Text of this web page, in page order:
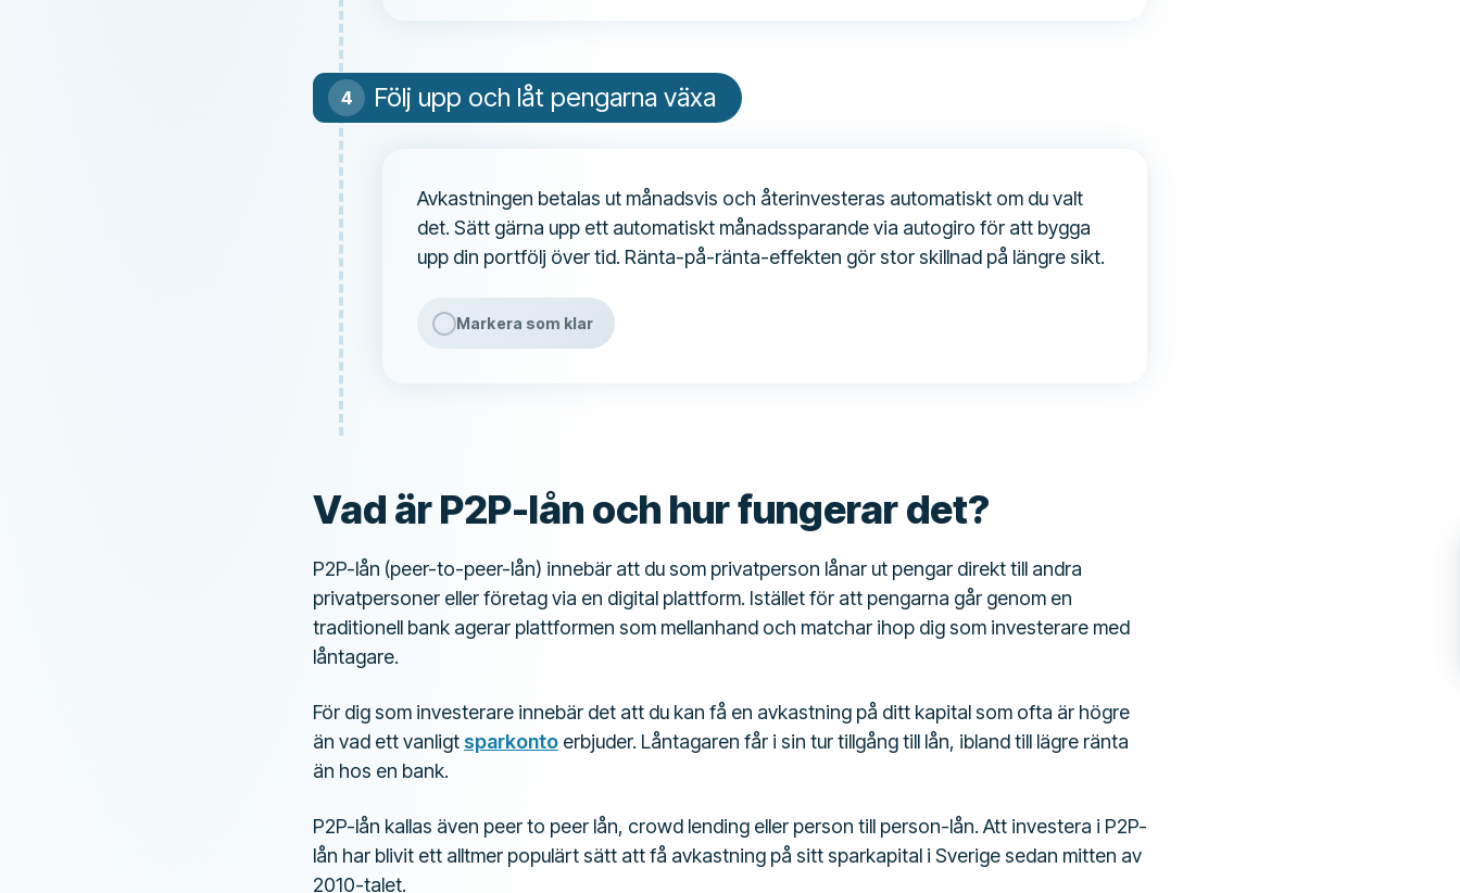
Följ upp och låt pengarna växa
Avkastningen betalas ut månadsvis och återinvesteras automatiskt om du valt
det. Sätt gärna upp ett automatiskt månadssparande via autogiro för att bygga
upp din portfölj över tid. Ränta-på-ränta-effekten gör stor skillnad på längre sikt.
Markera som klar
Vad är P2P-lån och hur fungerar det?
P2P-lån (peer-to-peer-lån) innebär att du som privatperson lånar ut pengar direkt till andra
privatpersoner eller företag via en digital plattform. Istället för att pengarna går genom en
traditionell bank agerar plattformen som mellanhand och matchar ihop dig som investerare med
låntagare.
För dig som investerare innebär det att du kan få en avkastning på ditt kapital som ofta är högre
än vad ett vanligtsparkonto erbjuder. Låntagaren får i sin tur tillgång till lån, ibland till lägre ränta
än hos en bank.
P2P-lån kallas även peer to peer lån, crowd lending eller person till person-lån. Att investera i P2P-
lån har blivit ett alltmer populärt sätt att få avkastning på sitt sparkapital i Sverige sedan mitten av
2010-talet.